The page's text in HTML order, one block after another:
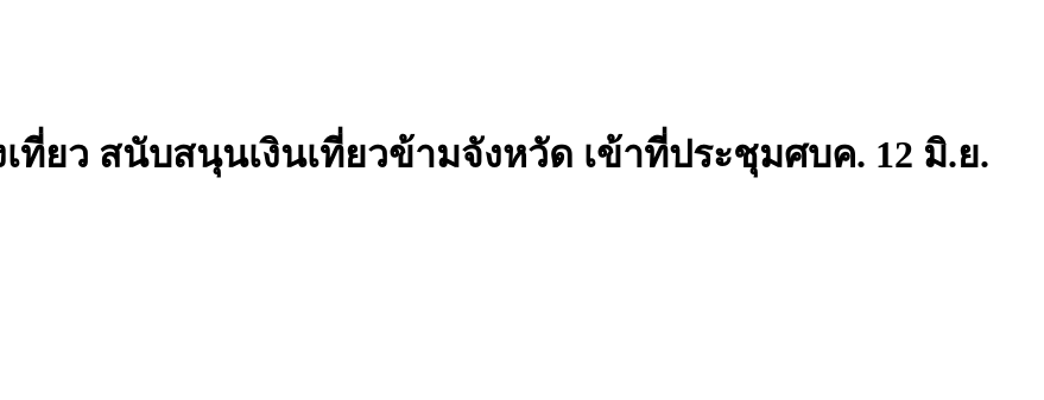
ที่ยว สนับสนุนเงินเที่ยวข้ามจังหวัด เข้าที่ประชุมศบค. 12 มิ.ย.